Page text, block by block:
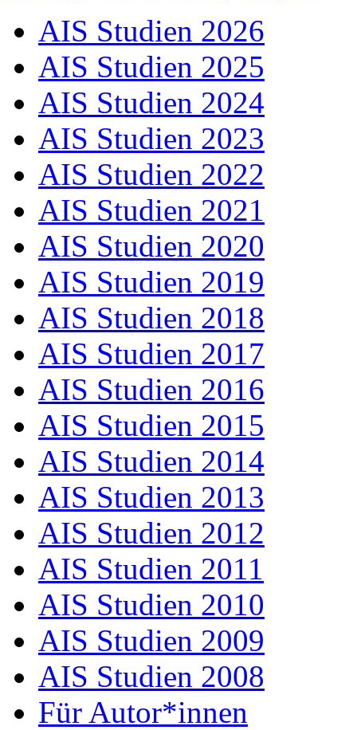
AIS Studien 2026
AIS Studien 2025
AIS Studien 2024
AIS Studien 2023
AIS Studien 2022
AIS Studien 2021
AIS Studien 2020
AIS Studien 2019
AIS Studien 2018
AIS Studien 2017
AIS Studien 2016
AIS Studien 2015
AIS Studien 2014
AIS Studien 2013
AIS Studien 2012
AIS Studien 2011
AIS Studien 2010
AIS Studien 2009
AIS Studien 2008
Für Autor*innen